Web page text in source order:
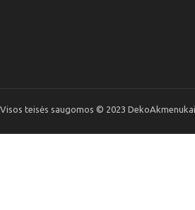
Visos teisės saugomos © 2023